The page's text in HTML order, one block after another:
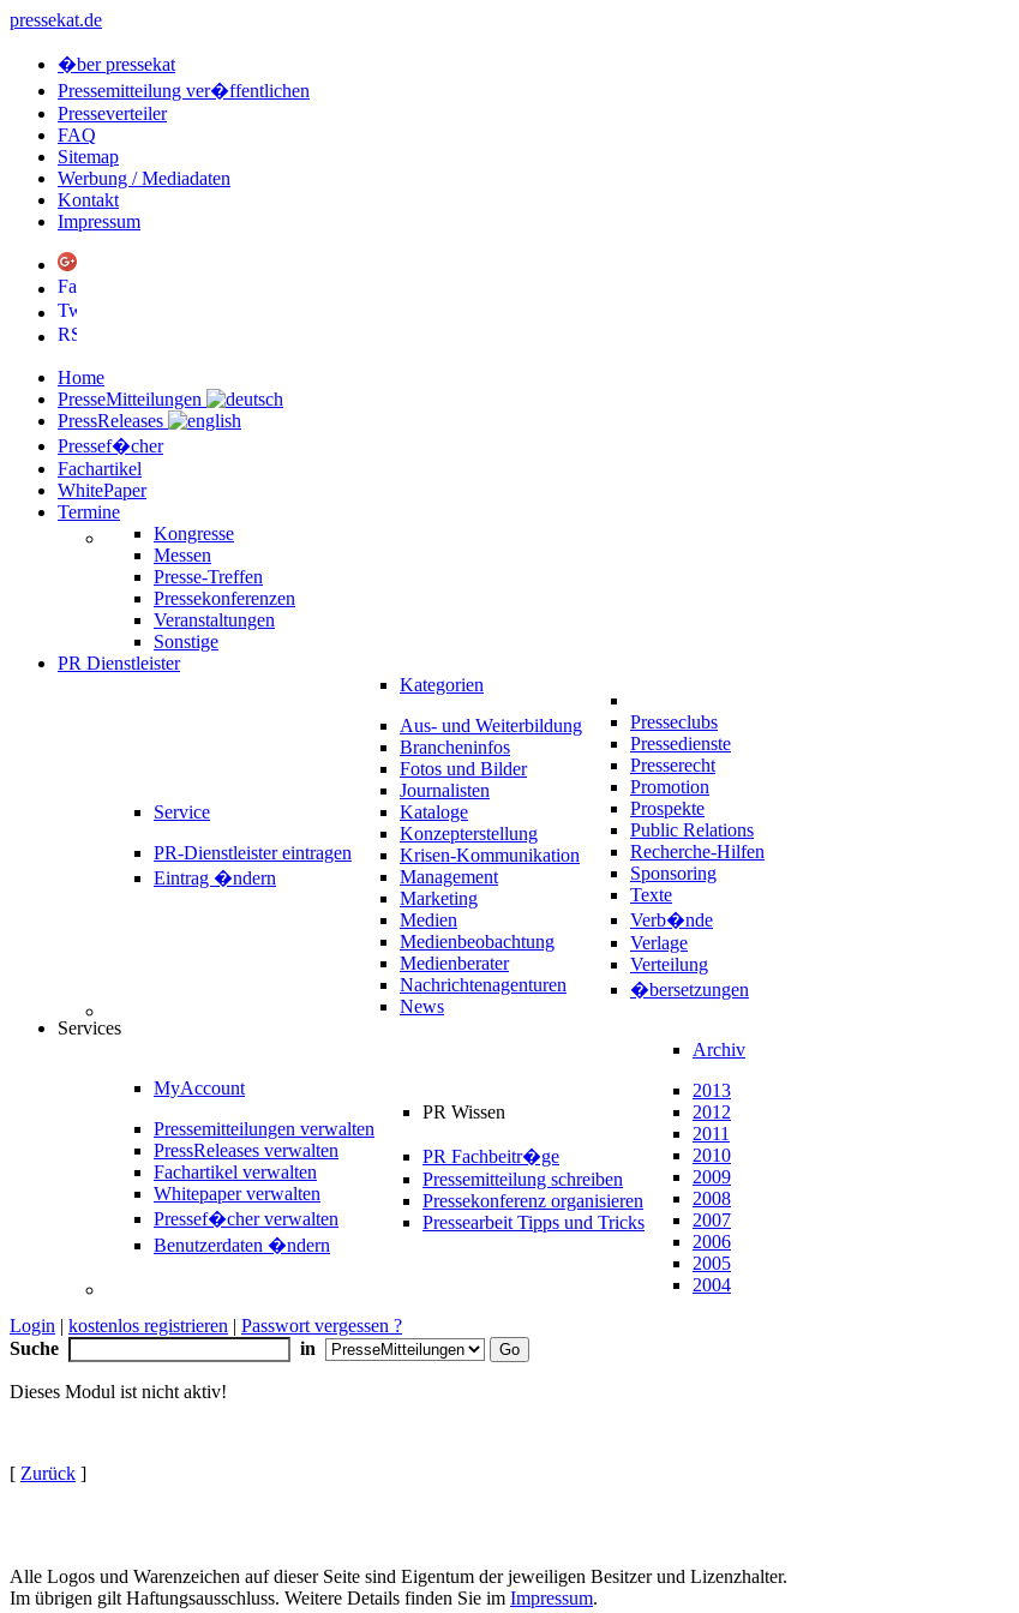
pressekat.de
�ber pressekat
Pressemitteilung ver�ffentlichen
Presseverteiler
FAQ
Sitemap
Werbung / Mediadaten
Kontakt
Impressum
Home
PresseMitteilungen
PressReleases
Pressef�cher
Fachartikel
WhitePaper
Termine
Kongresse
Messen
Presse-Treffen
Pressekonferenzen
Veranstaltungen
Sonstige
PR Dienstleister
Service
PR-Dienstleister eintragen
Eintrag �ndern
Kategorien
Aus- und Weiterbildung
Brancheninfos
Fotos und Bilder
Journalisten
Kataloge
Konzepterstellung
Krisen-Kommunikation
Management
Marketing
Medien
Medienbeobachtung
Medienberater
Nachrichtenagenturen
News
Presseclubs
Pressedienste
Presserecht
Promotion
Prospekte
Public Relations
Recherche-Hilfen
Sponsoring
Texte
Verb�nde
Verlage
Verteilung
�bersetzungen
Services
MyAccount
Pressemitteilungen verwalten
PressReleases verwalten
Fachartikel verwalten
Whitepaper verwalten
Pressef�cher verwalten
Benutzerdaten �ndern
PR Wissen
PR Fachbeitr�ge
Pressemitteilung schreiben
Pressekonferenz organisieren
Pressearbeit Tipps und Tricks
Archiv
2013
2012
2011
2010
2009
2008
2007
2006
2005
2004
Login | kostenlos registrieren | Passwort vergessen ?
Suche
in
Dieses Modul ist nicht aktiv!
[ Zurück ]
Alle Logos und Warenzeichen auf dieser Seite sind Eigentum der jeweiligen Besitzer und Lizenzhalter.
Im übrigen gilt Haftungsausschluss. Weitere Details finden Sie im Impressum.